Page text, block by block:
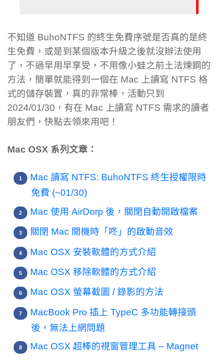
不知道 BuhoNTFS 的終生免費序號是否真的是終
生免費，或是到某個版本升級之後就沒辦法使用
了，不過早用早享受，不用像小蛙之前土法煉鋼的
方法，簡單就能得到一個在 Mac 上讀寫 NTFS 格
式的儲存裝置，真的非常棒，活動只到
2024/01/30，有在 Mac 上讀寫 NTFS 需求的讀者
朋友們，快點去領來用吧！
Mac OSX 系列文章：
Mac 讀寫 NTFS: BuhoNTFS 終生授權限時
免費 (~01/30)
Mac 使用 AirDorp 後，關閉自動開啟檔案
關閉 Mac 開機時「咚」的啟動音效
Mac OSX 安裝軟體的方式介紹
Mac OSX 移除軟體的方式介紹
Mac OSX 螢幕截圖 / 錄影的方法
MacBook Pro 插上 TypeC 多功能轉接頭
後，無法上網問題
Mac OSX 超棒的視窗管理工具 – Magnet